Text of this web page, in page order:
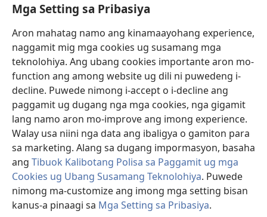
Mga Setting sa Pribasiya
Aron mahatag namo ang kinamaayohang experience,
naggamit mig mga cookies ug susamang mga
teknolohiya. Ang ubang cookies importante aron mo-
function ang among website ug dili ni puwedeng i-
decline. Puwede nimong i-accept o i-decline ang
paggamit ug dugang nga mga cookies, nga gigamit
lang namo aron mo-improve ang imong experience.
Walay usa niini nga data ang ibaligya o gamiton para
sa marketing. Alang sa dugang impormasyon, basaha
ang Tibuok Kalibotang Polisa sa Paggamit ug mga
Cookies ug Ubang Susamang Teknolohiya. Puwede
nimong ma-customize ang imong mga setting bisan
kanus-a pinaagi sa Mga Setting sa Pribasiya.
Donasyon
(mo-
open
bag-
ong
window)
Watchtower ONLINE NGA LIBRARYA
(mo-
open
ug
bag-
window)
JW Hub
(mo-
open
ug
bag-
ong
window)
JW Library
Watchtower Library
Copyright© 2026 Watch Tower Bible and Tract Society of Pennsylvania.
KONDISYONES SA PAGGAMIT|POLISA SA PRIBASIYA|
SA PRIBASIYA